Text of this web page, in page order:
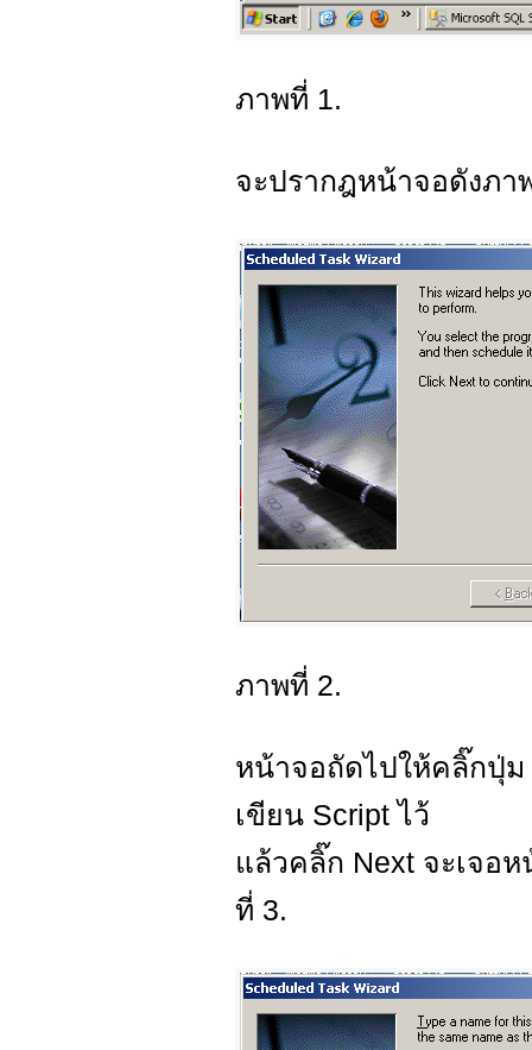
ภาพที่ 1.
จะปรากฎหน้าจอดังภา
ภาพที่ 2.
หน้าจอถัดไปให้คลิ๊กปุ่ม
เขียน Script ไว้
แล้วคลิ๊ก Next จะเจอ
ที่ 3.